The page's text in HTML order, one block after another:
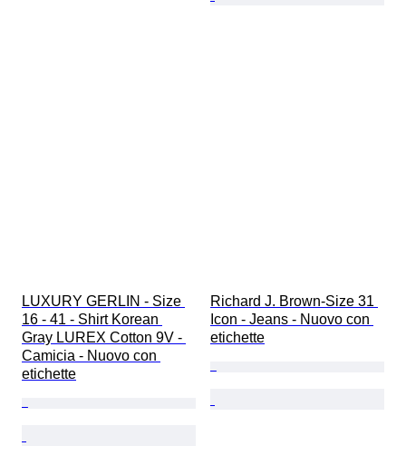
LUXURY GERLIN - Size
16 - 41 - Shirt Korean
Gray LUREX Cotton 9V -
Camicia - Nuovo con
etichette
Richard J. Brown-Size 31
Icon - Jeans - Nuovo con
etichette